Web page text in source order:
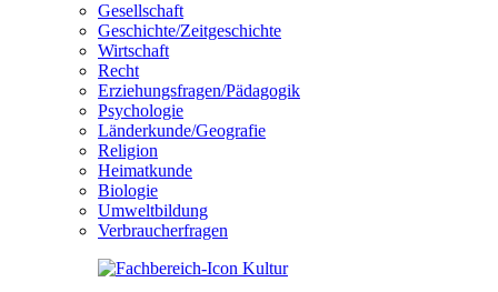
Gesellschaft
Geschichte/Zeitgeschichte
Wirtschaft
Recht
Erziehungsfragen/Pädagogik
Psychologie
Länderkunde/Geografie
Religion
Heimatkunde
Biologie
Umweltbildung
Verbraucherfragen